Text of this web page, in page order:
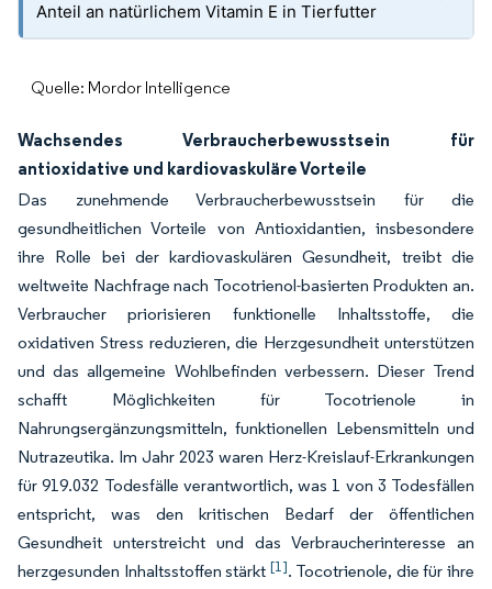
Anteil an natürlichem Vitamin E in Tierfutter
Quelle: Mordor Intelligence
Wachsendes Verbraucherbewusstsein für
antioxidative und kardiovaskuläre Vorteile
Das zunehmende Verbraucherbewusstsein für die
gesundheitlichen Vorteile von Antioxidantien, insbesondere
ihre Rolle bei der kardiovaskulären Gesundheit, treibt die
weltweite Nachfrage nach Tocotrienol-basierten Produkten an.
Verbraucher priorisieren funktionelle Inhaltsstoffe, die
oxidativen Stress reduzieren, die Herzgesundheit unterstützen
und das allgemeine Wohlbefinden verbessern. Dieser Trend
schafft Möglichkeiten für Tocotrienole in
Nahrungsergänzungsmitteln, funktionellen Lebensmitteln und
Nutrazeutika. Im Jahr 2023 waren Herz-Kreislauf-Erkrankungen
für 919.032 Todesfälle verantwortlich, was 1 von 3 Todesfällen
entspricht, was den kritischen Bedarf der öffentlichen
Gesundheit unterstreicht und das Verbraucherinteresse an
herzgesunden Inhaltsstoffen stärkt [1]. Tocotrienole, die für ihre